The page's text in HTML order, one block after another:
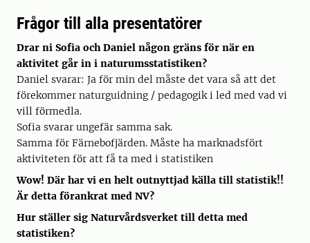
Frågor till alla presentatörer
Drar ni Sofia och Daniel någon gräns för när en
aktivitet går in i naturumsstatistiken?
Daniel svarar: Ja för min del måste det vara så att det
förekommer naturguidning / pedagogik i led med vad vi
vill förmedla.
Sofia svarar ungefär samma sak.
Samma för Färnebofjärden. Måste ha marknadsfört
aktiviteten för att få ta med i statistiken
Wow! Där har vi en helt outnyttjad källa till statistik!!
Är detta förankrat med NV?
Hur ställer sig Naturvårdsverket till detta med
statistiken?